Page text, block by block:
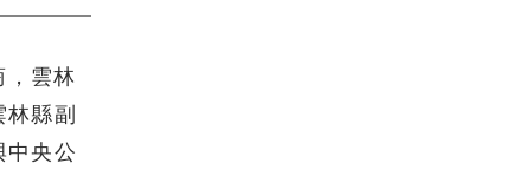
，雲林
縣副
中央公